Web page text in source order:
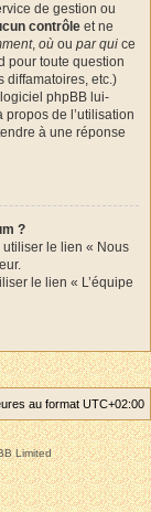
de gestion ou
contrôle et ne
, où ou par qui ce
pour toute question
diffamatoires, etc.)
phpBB lui-
de l’utilisation
à une réponse
?
utiliser le lien « Nous
le lien « L’équipe
au format UTC+02:00
Limited